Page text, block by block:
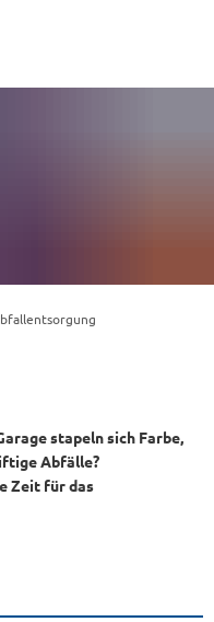
stapeln sich Farbe,
Abfälle?
Zeit für das